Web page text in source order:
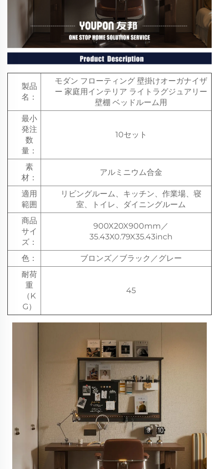
製品
名：
モダン フローティング 壁掛けオーガナイザ
ー 家庭用インテリア ライトラグジュアリー
壁棚 ベッドルーム用
最小
発注
数
量：
10セット
素
材：
アルミニウム合金
適用
範囲
リビングルーム、キッチン、作業場、寝
室、トイレ、ダイニングルーム
商品
サイ
ズ：
900X20X900mm／
35.43X0.79X35.43inch
色：
ブロンズ／ブラック／グレー
耐荷
重
（K
G）
45